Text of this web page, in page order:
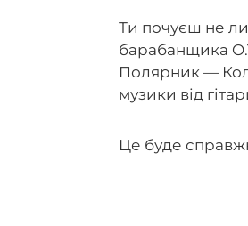
Ти почуєш не
барабанщика
Полярник —
музики від
Це буде